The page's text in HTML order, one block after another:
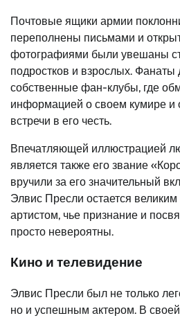
Почтовые ящики армии
переполнены письмами и
фотографиями были увешаны
подростков и взрослых. Фанаты
собственные фан-клубы, где
информацией о своем кумире и
встречи в его честь.
Впечатляющей иллюстрацией
является также его звание
вручили за его значительный
Элвис Пресли остается
артистом, чье признание и
просто невероятны.
Кино и телевидение
Элвис Пресли был не только
но и успешным актером. В